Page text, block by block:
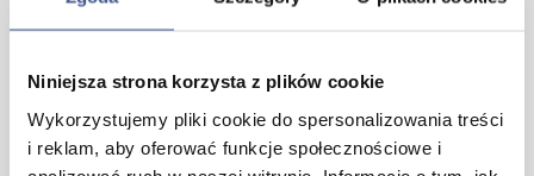
Niniejsza strona korzysta z plików cookie
Wykorzystujemy pliki cookie do spersonalizowania treści
i reklam, aby oferować funkcje społecznościowe i
DEDYKOWANE AKCESORIA lub